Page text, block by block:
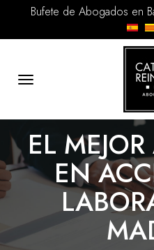
Bufete de Abogados en
Toggle
EL
EN